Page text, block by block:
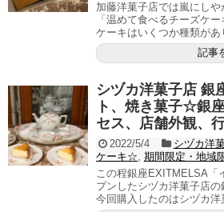
加藤洋菓子店では嵐にし
「温めて食べるチーズケ
ケーキはいくつか種類が
記事
シヅカ洋菓子店 銀
ト、焼き菓子☆銀
セス、店舗外観、
2022/5/4 シヅカ洋
ケーキ☆, 期間限定・地域
この程銀座EXITMELSA「
プンしたシヅカ洋菓子店の
今回購入したのはシヅカ